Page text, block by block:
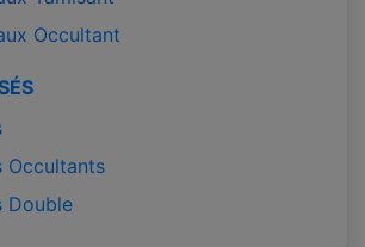
Occultant
Occultants
Double